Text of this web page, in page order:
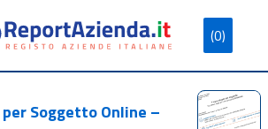
(0)
Soggetto Online –